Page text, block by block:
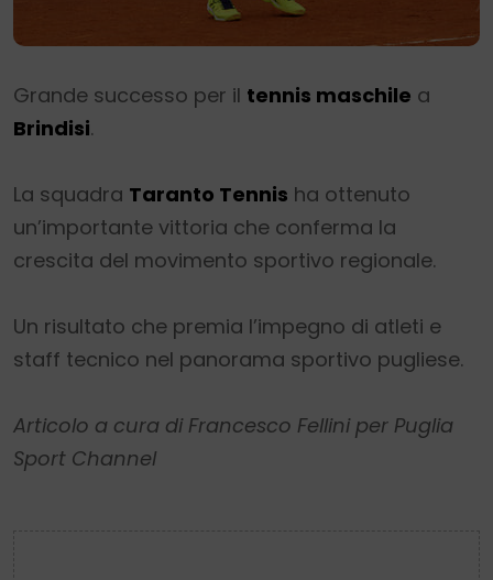
Grande successo per il tennis maschile a
Brindisi.
La squadra Taranto Tennis ha ottenuto
un’importante vittoria che conferma la
crescita del movimento sportivo regionale.
Un risultato che premia l’impegno di atleti e
staff tecnico nel panorama sportivo pugliese.
Articolo a cura di Francesco Fellini per Puglia
Sport Channel